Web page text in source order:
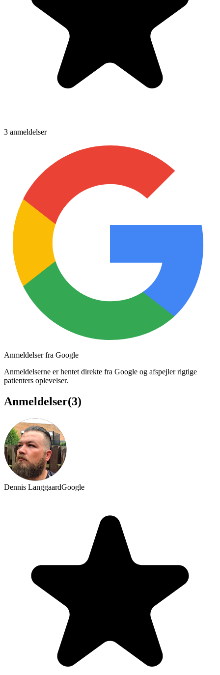
3 anmeldelser
Anmeldelser fra Google
Anmeldelserne er hentet direkte fra Google og afspejler rigtige
patienters oplevelser.
Anmeldelser(3)
Dennis LanggaardGoogle